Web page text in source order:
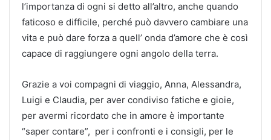
l’importanza di ogni si detto all’altro, anche quando
faticoso e difficile, perché può davvero cambiare una
vita e può dare forza a quell’ onda d’amore che è così
capace di raggiungere ogni angolo della terra.
Grazie a voi compagni di viaggio, Anna, Alessandra,
Luigi e Claudia, per aver condiviso fatiche e gioie,
per avermi ricordato che in amore è importante
“saper contare”, per i confronti e i consigli, per le